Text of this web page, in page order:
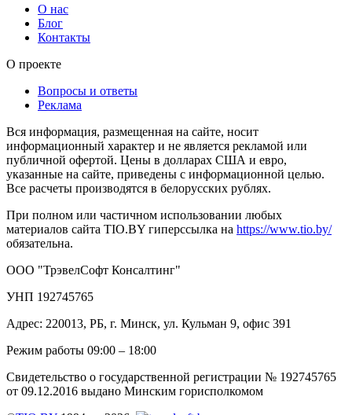
О нас
Блог
Контакты
О проекте
Вопросы и ответы
Реклама
Вся информация, размещенная на сайте, носит
информационный характер и не является рекламой или
публичной офертой. Цены в долларах США и евро,
указанные на сайте, приведены с информационной целью.
Все расчеты производятся в белорусских рублях.
При полном или частичном использовании любых
материалов сайта TIO.BY гиперссылка на https://www.tio.by/
обязательна.
ООО "ТрэвелСофт Консалтинг"
УНП 192745765
Адрес: 220013, РБ, г. Минск, ул. Кульман 9, офис 391
Режим работы 09:00 – 18:00
Свидетельство о государственной регистрации № 192745765
от 09.12.2016 выдано Минским горисполкомом